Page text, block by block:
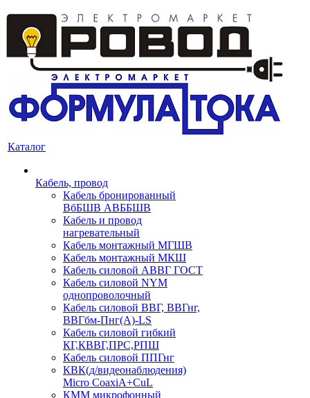
Каталог
Кабель, провод
Кабель бронированный
ВбБШВ АВББШВ
Кабель и провод
нагревательный
Кабель монтажный МГШВ
Кабель монтажный МКШ
Кабель силовой АВВГ ГОСТ
Кабель силовой NYM
однопроволочный
Кабель силовой ВВГ, ВВГнг,
ВВГбм-Пнг(А)-LS
Кабель силовой гибкий
КГ,КВВГ,ПРС,РПШ
Кабель силовой ППГнг
КВК(д/видеонаблюдения)
Micro CoaxiA+CuL
КММ микрофонный